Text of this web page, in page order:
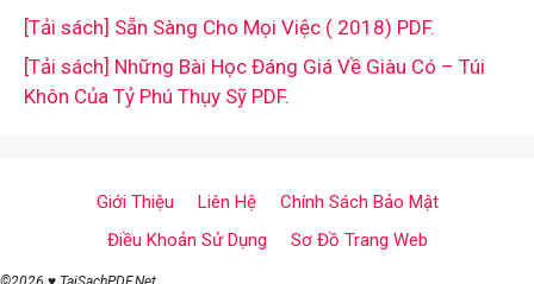
[Tải sách] Sẵn Sàng Cho Mọi Việc ( 2018) PDF.
[Tải sách] Những Bài Học Đáng Giá Về Giàu Có – Túi
Khôn Của Tỷ Phú Thụy Sỹ PDF.
Giới Thiệu Liên Hệ
Chính Sách Bảo Mật
Điều Khoản Sử Dụng
Sơ Đồ Trang Web